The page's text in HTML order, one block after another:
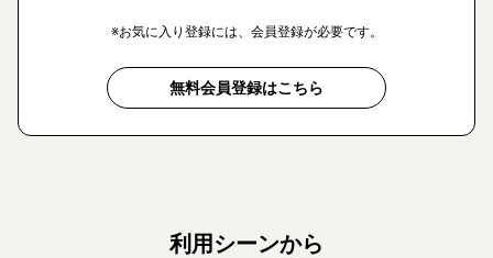
※お気に入り登録には、会員登録が必要です。
無料会員登録はこちら
利用シーンから